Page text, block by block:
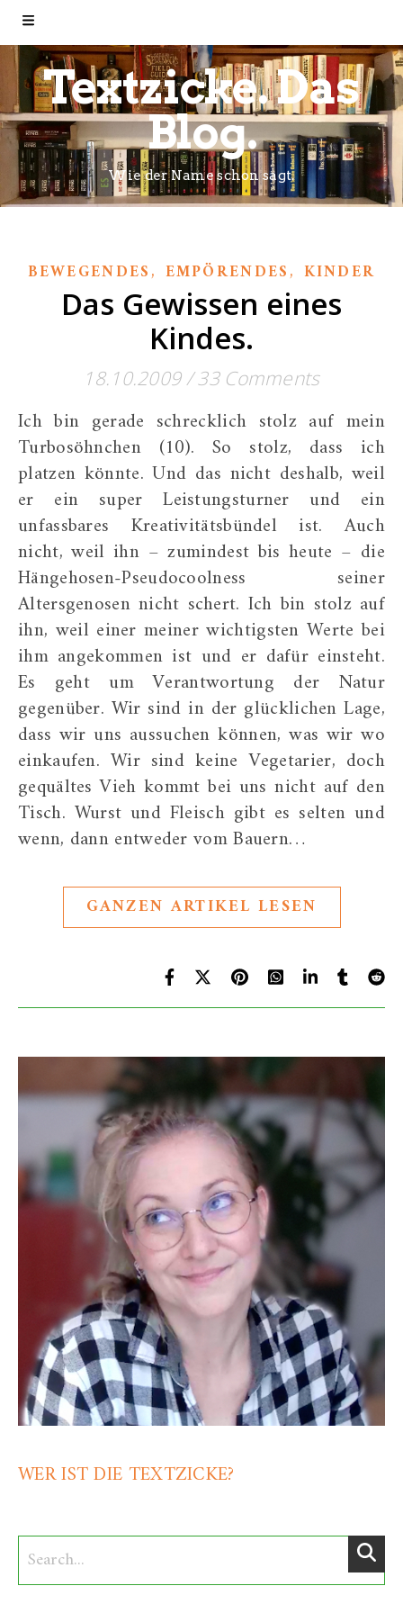
Textzicke. Das
Blog.
Wie der Name schon sagt.
BEWEGENDES, EMPÖRENDES, KINDER
Das Gewissen eines
Kindes.
18.10.2009 / 33 Comments
Ich bin gerade schrecklich stolz auf mein
Turbosöhnchen (10). So stolz, dass ich
platzen könnte. Und das nicht deshalb, weil
er ein super Leistungsturner und ein
unfassbares Kreativitätsbündel ist. Auch
nicht, weil ihn – zumindest bis heute – die
Hängehosen-Pseudocoolness seiner
Altersgenosen nicht schert. Ich bin stolz auf
ihn, weil einer meiner wichtigsten Werte bei
ihm angekommen ist und er dafür einsteht.
Es geht um Verantwortung der Natur
gegenüber. Wir sind in der glücklichen Lage,
dass wir uns aussuchen können, was wir wo
einkaufen. Wir sind keine Vegetarier, doch
gequältes Vieh kommt bei uns nicht auf den
Tisch. Wurst und Fleisch gibt es selten und
wenn, dann entweder vom Bauern…
GANZEN ARTIKEL LESEN
WER IST DIE TEXTZICKE?